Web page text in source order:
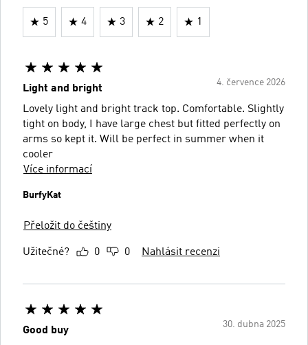
5 4 3 2 1
4. července 2026
Light and bright
Lovely light and bright track top. Comfortable. Slightly
tight on body, I have large chest but fitted perfectly on
arms so kept it. Will be perfect in summer when it
cooler
Více informací
BurfyKat
Přeložit do češtiny
Užitečné? 0 0 Nahlásit recenzi
30. dubna 2025
Good buy